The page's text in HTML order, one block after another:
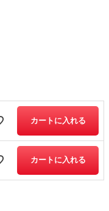
カートに入れる
カートに入れる